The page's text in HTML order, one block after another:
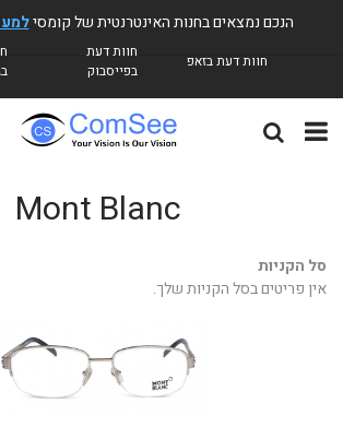
Mont Blanc
סל הקניות
אין פריטים בסל הקניות שלך.
הנכם נמצאים בחנות האינטרנטית של קומסי
חוות דעת בזאפ
חוות דעת
בפייסבוק